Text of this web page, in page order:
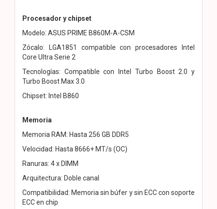
Procesador y chipset
Modelo: ASUS PRIME B860M-A-CSM
Zócalo: LGA1851 compatible con procesadores Intel
Core Ultra Serie 2
Tecnologías: Compatible con Intel Turbo Boost 2.0 y
Turbo Boost Max 3.0
Chipset: Intel B860
Memoria
Memoria RAM: Hasta 256 GB DDR5
Velocidad: Hasta 8666+ MT/s (OC)
Ranuras: 4 x DIMM
Arquitectura: Doble canal
Compatibilidad: Memoria sin búfer y sin ECC con soporte
ECC en chip